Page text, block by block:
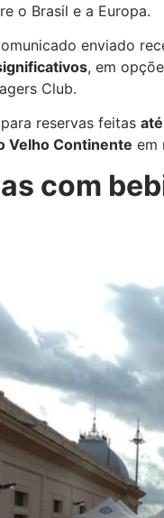
o Brasil e a Europa.
enviado
, em
Club.
reservas feitas
Velho Continente em
com